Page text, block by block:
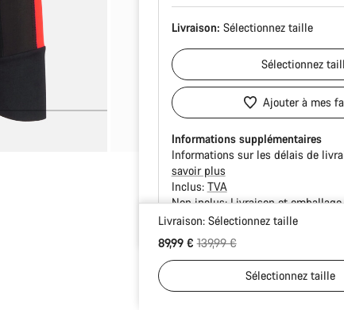
d’origine
Livraison: Sélectionnez taille
Sélectionnez
Ajouter à mes
Informations supplémentaires
Informations sur les délais de
savoir plus
Inclus: TVA
Non inclus:Livraison et emballage
d’achat
Livraison: Sélectionnez taille
89,99 €Prix ​​d’origine
139,99 €
Sélectionnez taille